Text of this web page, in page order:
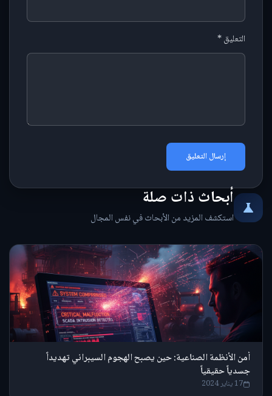
التعليق *
إرسال التعليق
أبحاث ذات صلة
استكشف المزيد من الأبحاث في نفس المجال
أمن الأنظمة الصناعية: حين يصبح الهجوم السيبراني تهديداً
جسدياً حقيقياً
17 يناير 2024